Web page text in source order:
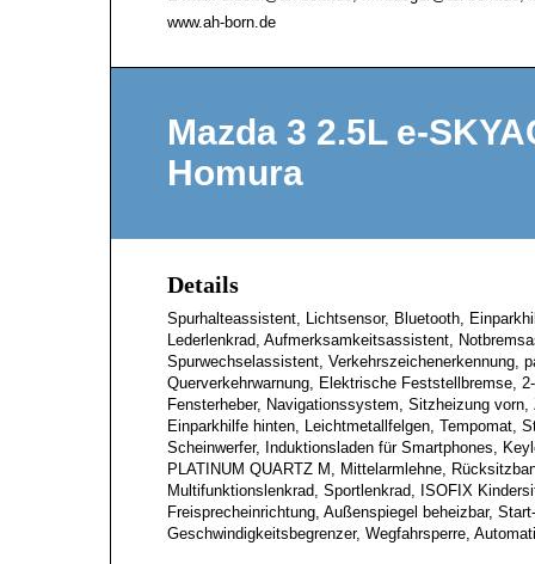
www.ah-born.de
Mazda 3 2.5L e-
Homura
Details
Spurhalteassistent, Lichtsensor, Bluetooth,
Lederlenkrad, Aufmerksamkeitsassistent,
Spurwechselassistent, Verkehrszeichenerkennung,
Querverkehrwarnung, Elektrische Feststellbremse,
Fensterheber, Navigationssystem, Sitzheizung
Einparkhilfe hinten, Leichtmetallfelgen, Tempomat,
Scheinwerfer, Induktionsladen für Smartphones,
PLATINUM QUARTZ M, Mittelarmlehne,
Multifunktionslenkrad, Sportlenkrad, ISOFIX
Freisprecheinrichtung, Außenspiegel beheizbar,
Geschwindigkeitsbegrenzer, Wegfahrsperre,